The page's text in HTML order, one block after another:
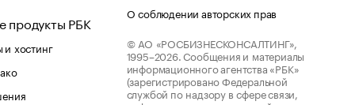
продукты РБК
хостинг
О соблюдении авторских прав
© АО «РОСБИЗНЕСКОНСАЛТИНГ»,
1995–2026. Сообщения и материалы
информационного агентства «РБК»
(зарегистрировано Федеральной
службой по надзору в сфере связи,